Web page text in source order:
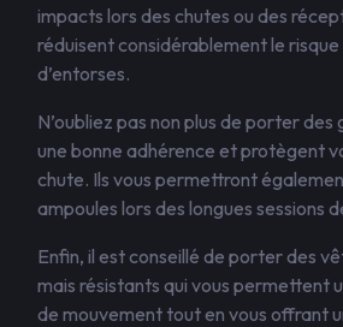
impacts lors des chutes ou des
réduisent considérablement le
d’entorses.
N’oubliez pas non plus de porter
une bonne adhérence et protègent
chute. Ils vous permettront
ampoules lors des longues sessions
Enfin, il est conseillé de porter des
mais résistants qui vous permettent
de mouvement tout en vous offrant